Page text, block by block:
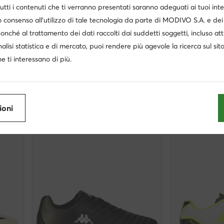
Nero
extra -25% Codice: SUMMER
-32%
Kappa
Prezzo regolare37,99 €-44%
Occasione
Puma
Prezzo regolare
i contenuti che ti verranno presentati saranno adeguati ai tuoi
consenso all’utilizzo di tale tecnologia da parte di MODIVO S.A. e
al trattamento dei dati raccolti dai suddetti soggetti, incluso
statistica e di mercato, puoi rendere più agevole la ricerca sul
ti interessano di più.